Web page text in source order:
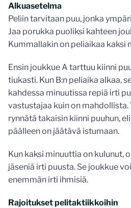
Alkuasetelma
Peliin tarvitaan puu, jonka
Jaa porukka puoliksi kahteen
Kummallakin on peliaikaa kaksi
Ensin joukkue A tarttuu kiinni
tiukasti. Kun B:n peliaika alkaa,
kahdessa minuutissa repiä irti
vastustajaa kuin on
rynnätä takaisin kiinni puuhun,
päälleen on jäätävä istumaan.
Kun kaksi minuuttia on kulunut,
jäseniä irti puusta. Se joukkue
enemmän irti ihmisiä.
Rajoitukset pelitaktiikkoihin